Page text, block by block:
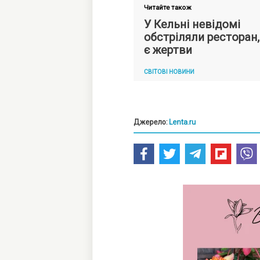
Читайте також
У Кельні невідомі
обстріляли ресторан,
є жертви
СВІТОВІ НОВИНИ
Джерело: Lenta.ru